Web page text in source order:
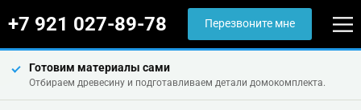
+7 921 027-89-78 Перезвоните мне
Готовим материалы сами
Отбираем древесину и подготавливаем детали домокомплекта.